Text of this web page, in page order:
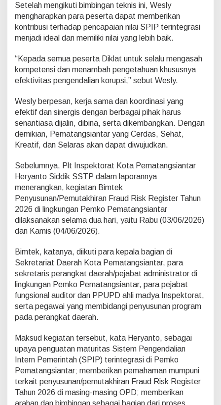
Setelah mengikuti bimbingan teknis ini, Wesly
mengharapkan para peserta dapat memberikan
kontribusi terhadap pencapaian nilai SPIP terintegrasi
menjadi ideal dan memiliki nilai yang lebih baik.
“Kepada semua peserta Diklat untuk selalu mengasah
kompetensi dan menambah pengetahuan khususnya
efektivitas pengendalian korupsi,” sebut Wesly.
Wesly berpesan, kerja sama dan koordinasi yang
efektif dan sinergis dengan berbagai pihak harus
senantiasa dijalin, dibina, serta dikembangkan. Dengan
demikian, Pematangsiantar yang Cerdas, Sehat,
Kreatif, dan Selaras akan dapat diwujudkan.
Sebelumnya, Plt Inspektorat Kota Pematangsiantar
Heryanto Siddik SSTP dalam laporannya
menerangkan, kegiatan Bimtek
Penyusunan/Pemutakhiran Fraud Risk Register Tahun
2026 di lingkungan Pemko Pematangsiantar
dilaksanakan selama dua hari, yaitu Rabu (03/06/2026)
dan Kamis (04/06/2026).
Bimtek, katanya, diikuti para kepala bagian di
Sekretariat Daerah Kota Pematangsiantar, para
sekretaris perangkat daerah/pejabat administrator di
lingkungan Pemko Pematangsiantar, para pejabat
fungsional auditor dan PPUPD ahli madya Inspektorat,
serta pegawai yang membidangi penyusunan program
pada perangkat daerah.
Maksud kegiatan tersebut, kata Heryanto, sebagai
upaya penguatan maturitas Sistem Pengendalian
Intern Pemerintah (SPIP) terintegrasi di Pemko
Pematangsiantar; memberikan pemahaman mumpuni
terkait penyusunan/pemutakhiran Fraud Risk Register
Tahun 2026 di masing-masing OPD; memberikan
arahan dan bimbingan sebagai bagian dari proses